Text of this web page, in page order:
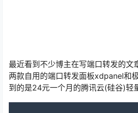
最近看到不少博主在写端口转发的文
两款自用的端口转发面板xdpanel和
到的是24元一个月的腾讯云(硅谷)轻